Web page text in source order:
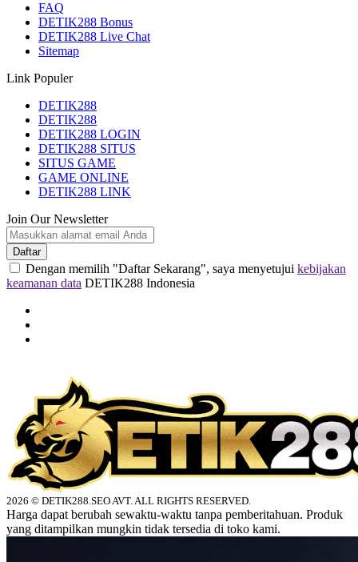
FAQ
DETIK288 Bonus
DETIK288 Live Chat
Sitemap
Link Populer
DETIK288
DETIK288
DETIK288 LOGIN
DETIK288 SITUS
SITUS GAME
GAME ONLINE
DETIK288 LINK
Join Our Newsletter
Daftar
Dengan memilih "Daftar Sekarang", saya menyetujui kebijakan
keamanan data DETIK288 Indonesia
2026 © DETIK288.SEO AVT. ALL RIGHTS RESERVED.
Harga dapat berubah sewaktu-waktu tanpa pemberitahuan. Produk
yang ditampilkan mungkin tidak tersedia di toko kami.